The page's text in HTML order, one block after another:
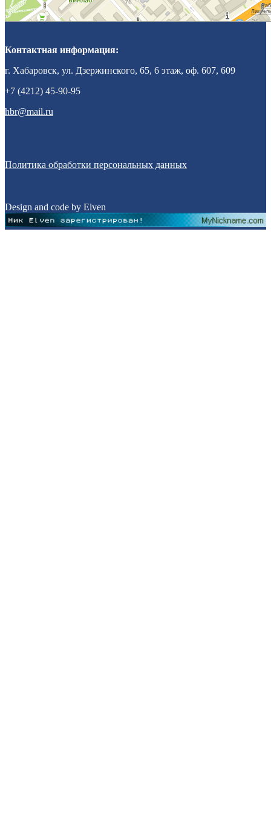
Контактная информация:
г. Хабаровск, ул. Дзержинского, 65, 6 этаж, оф. 607, 609
+7 (4212) 45-90-95
hbr@mail.ru
Политика обработки персональных данных
Design and code by Elven